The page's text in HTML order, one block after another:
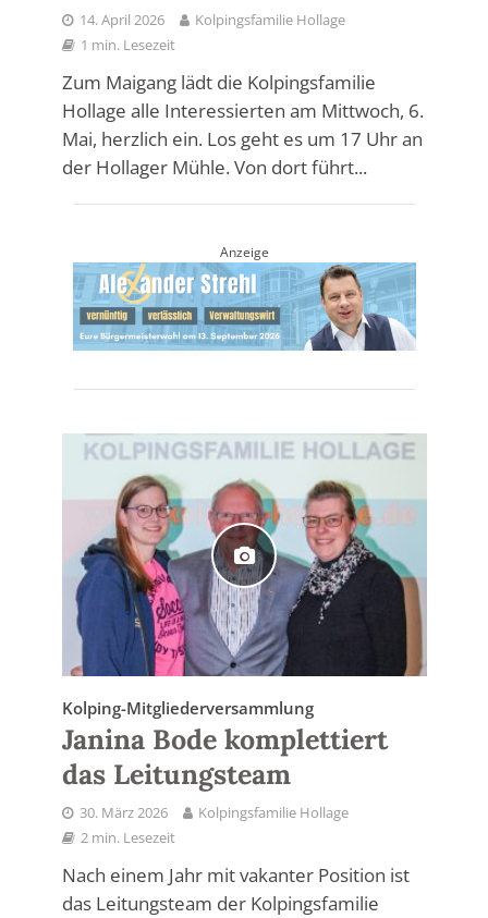
14. April 2026
Kolpingsfamilie Hollage
1 min. Lesezeit
Zum Maigang lädt die Kolpingsfamilie
Hollage alle Interessierten am Mittwoch, 6.
Mai, herzlich ein. Los geht es um 17 Uhr an
der Hollager Mühle. Von dort führt...
Anzeige
Kolping-Mitgliederversammlung
Janina Bode komplettiert
das Leitungsteam
30. März 2026
Kolpingsfamilie Hollage
2 min. Lesezeit
Nach einem Jahr mit vakanter Position ist
das Leitungsteam der Kolpingsfamilie